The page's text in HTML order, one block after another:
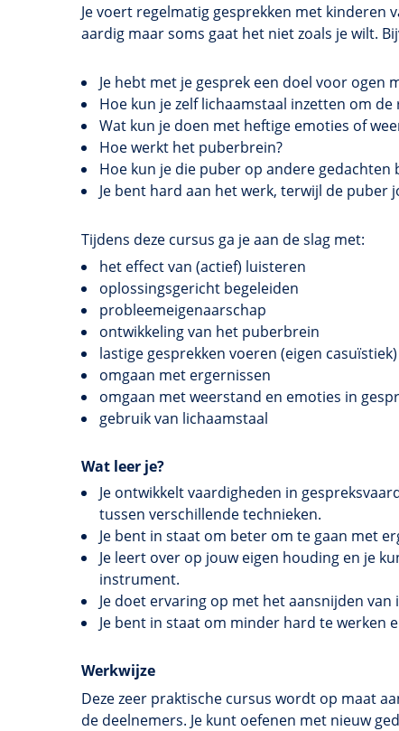
Je voert regelmatig gesprekken met kinderen
aardig maar soms gaat het niet zoals je wilt.
Je hebt met je gesprek een doel voor ogen
Hoe kun je zelf lichaamstaal inzetten om
Wat kun je doen met heftige emoties of
Hoe werkt het puberbrein?
Hoe kun je die puber op andere gedachten
Je bent hard aan het werk, terwijl de puber
Tijdens deze cursus ga je aan de slag met:
het effect van (actief) luisteren
oplossingsgericht begeleiden
probleemeigenaarschap
ontwikkeling van het puberbrein
lastige gesprekken voeren (eigen casuïstiek)
omgaan met ergernissen
omgaan met weerstand en emoties in
gebruik van lichaamstaal
Wat leer je?
Je ontwikkelt vaardigheden in
tussen verschillende technieken.
Je bent in staat om beter om te gaan met
Je leert over op jouw eigen houding en je
instrument.
Je doet ervaring op met het aansnijden
Je bent in staat om minder hard te werken
Werkwijze
Deze zeer praktische cursus wordt op maat
de deelnemers. Je kunt oefenen met nieuw